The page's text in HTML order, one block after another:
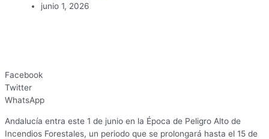
junio 1, 2026
Facebook
Twitter
WhatsApp
Andalucía entra este 1 de junio en la Época de Peligro Alto de
Incendios Forestales, un periodo que se prolongará hasta el 15 de